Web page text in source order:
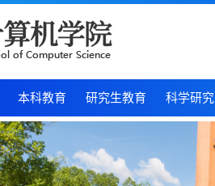
本科教育 研究生教育 科学研究